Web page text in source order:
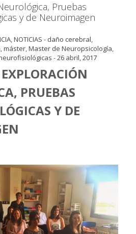
Pruebas
y de Neuroimagen
,NOTICIAS - daño cerebral,
,máster,Master de Neuropsicología,
-26 abril, 2017
EXPLORACIÓN
PRUEBAS
Y DE